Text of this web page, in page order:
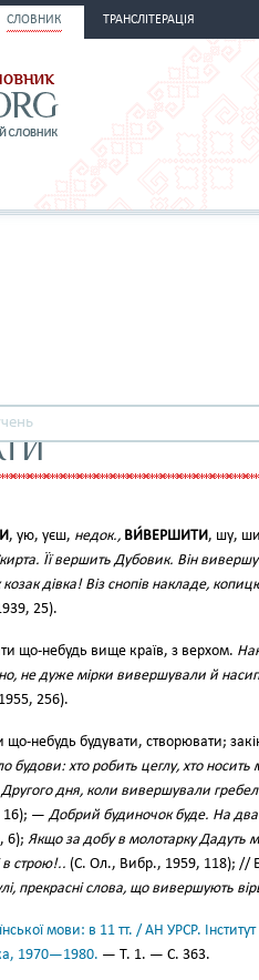
СЛОВНИК ТРАНСЛІТЕРАЦІЯ
, ую, уєш, недок., ВИ́ВЕРШИТИ, шу,
Її вершить Дубовик. Він
козак дівка! Віз снопів накладе,
25).
що-небудь вище країв, з верхом.
не дуже мірки вивершували й
256).
що-небудь будувати, створювати;
будови: хто робить цеглу, хто
Другого дня, коли вивершували
16); —Добрий будиночок буде. На
6); Якщо за добу в молотарку Дадуть
в строю!.. (С. Ол., Вибр., 1959, 118); //
прекрасні слова, що вивершують
мови: в 11 тт. / АН УРСР.
1970—1980. — Т. 1. — С. 363.